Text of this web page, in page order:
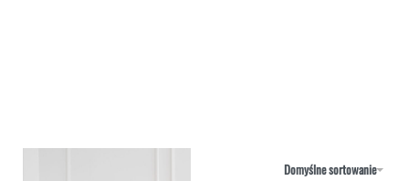
PUFY
Domyślne sortowanie